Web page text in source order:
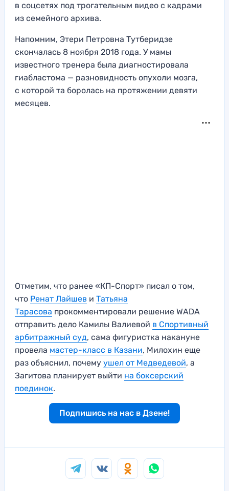
в соцсетях под трогательным видео с кадрами
из семейного архива.
Напомним, Этери Петровна Тутберидзе
скончалась 8 ноября 2018 года. У мамы
известного тренера была диагностировала
гиабластома — разновидность опухоли мозга,
с которой та боролась на протяжении девяти
месяцев.
Отметим, что ранее «КП-Спорт» писал о том,
что Ренат Лайшев и Татьяна
Тарасова прокомментировали решение WADA
отправить дело Камилы Валиевой в Спортивный
арбитражный суд, сама фигуристка накануне
провела мастер-класс в Казани, Милохин еще
раз объяснил, почему ушел от Медведевой, а
Загитова планирует выйти на боксерский
поединок.
Подпишись на нас в Дзене!